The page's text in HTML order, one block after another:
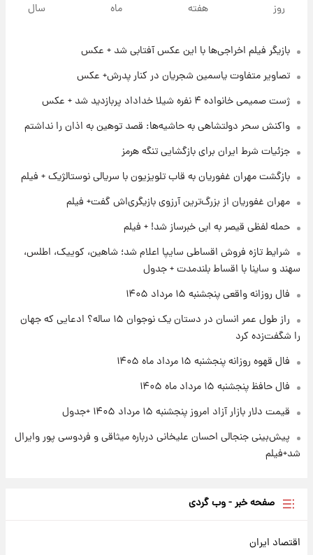
۱۷ ساعت پیش
فال روزانه واقعی پنجشنبه ۱۵ مرداد ۱۴۰۵
۱ روز پیش
+ جدول
۱ روز پیش
آغاز طرح جدید فروش مشارکت در تولید سایپا؛
نام خودرو، مبلغ پیش پرداخت و زمان تحویل |
سود مشارکت چند درصد است؟
زمان پخش «مرد سه هزار چهره» مشخص شد
روز هفته ماه سال
بازیگر فیلم اخراجی‌ها با این عکس آفتابی شد + عکس
تصاویر متفاوت یاسمین شجریان در کنار پدرش+ عکس
ژست صمیمی خانواده ۴ نفره شیلا خداداد پربازدید شد + عکس
واکنش سحر دولتشاهی به حاشیه‌ها: قصد توهین به اذان را نداشتم
جزئیات شرط ایران برای بازگشایی تنگه هرمز
بازگشت مهران غفوریان به قاب تلویزیون با سریالی نوستالژیک + فیلم
مهران غفوریان از بزرگ‌ترین آرزوی بازیگری‌اش گفت+ فیلم
حمله لفظی قیصر به ابی خبرساز شد! + فیلم
شرایط تازه فروش اقساطی سایپا اعلام شد؛ شاهین، کوییک، اطلس،
سهند و ساینا با اقساط بلندمدت + جدول
فال روزانه واقعی پنجشنبه ۱۵ مرداد ۱۴۰۵
راز طول عمر انسان در دستان یک نوجوان ۱۵ ساله؟ ادعایی که جهان
را شگفت‌زده کرد
فال قهوه روزانه پنجشنبه ۱۵ مرداد ماه ۱۴۰۵
فال حافظ پنجشنبه ۱۵ مرداد ماه ۱۴۰۵
قیمت دلار بازار آزاد امروز پنجشنبه ۱۵ مرداد ۱۴۰۵ +جدول
پیش‌بینی جنجالی احسان علیخانی درباره میثاقی و فردوسی پور وایرال
شد+فیلم
صفحه خبر - وب گردی
اقتصاد ایران